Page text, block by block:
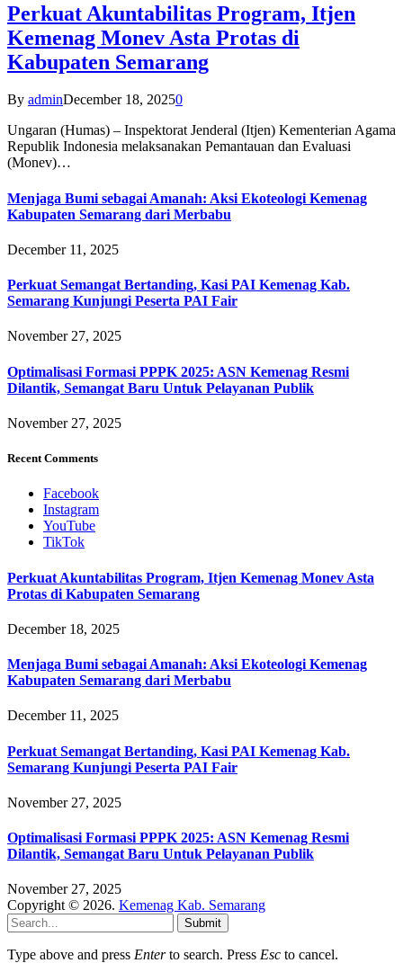
Perkuat Akuntabilitas Program, Itjen
Kemenag Monev Asta Protas di
Kabupaten Semarang
By adminDecember 18, 20250
Ungaran (Humas) – Inspektorat Jenderal (Itjen) Kementerian Agama
Republik Indonesia melaksanakan Pemantauan dan Evaluasi
(Monev)…
Menjaga Bumi sebagai Amanah: Aksi Ekoteologi Kemenag
Kabupaten Semarang dari Merbabu
December 11, 2025
Perkuat Semangat Bertanding, Kasi PAI Kemenag Kab.
Semarang Kunjungi Peserta PAI Fair
November 27, 2025
Optimalisasi Formasi PPPK 2025: ASN Kemenag Resmi
Dilantik, Semangat Baru Untuk Pelayanan Publik
November 27, 2025
Recent Comments
Facebook
Instagram
YouTube
TikTok
Perkuat Akuntabilitas Program, Itjen Kemenag Monev Asta
Protas di Kabupaten Semarang
December 18, 2025
Menjaga Bumi sebagai Amanah: Aksi Ekoteologi Kemenag
Kabupaten Semarang dari Merbabu
December 11, 2025
Perkuat Semangat Bertanding, Kasi PAI Kemenag Kab.
Semarang Kunjungi Peserta PAI Fair
November 27, 2025
Optimalisasi Formasi PPPK 2025: ASN Kemenag Resmi
Dilantik, Semangat Baru Untuk Pelayanan Publik
November 27, 2025
Copyright © 2026. Kemenag Kab. Semarang
Submit
Type above and press Enterto search. Press Esc to cancel.